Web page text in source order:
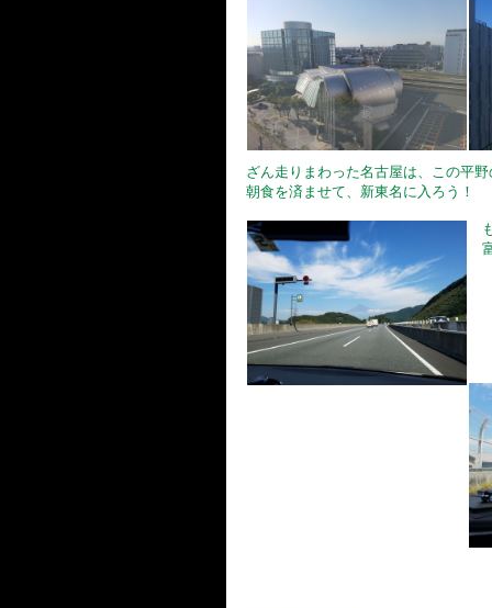
ざん走りまわった名古屋は、この平
朝食を済ませて、新東名に入ろう！